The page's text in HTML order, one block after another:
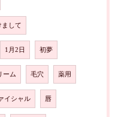
まして
1月2日 初夢
ーム 毛穴 薬用
イシャル 唇